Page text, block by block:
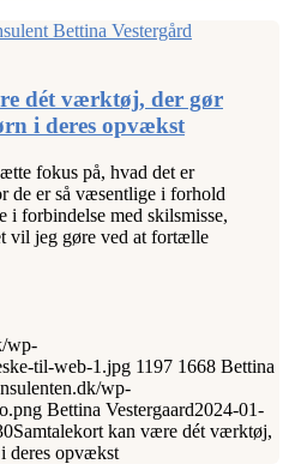
dét værktøj, der gør
i deres opvækst
fokus på, hvad det er
de er så væsentlige i forhold
i forbindelse med skilsmisse,
vil jeg gøre ved at fortælle
wp-
til-web-1.jpg 1197 1668 Bettina
wp-
Bettina Vestergaard2024-01-
Samtalekort kan være dét værktøj,
deres opvækst